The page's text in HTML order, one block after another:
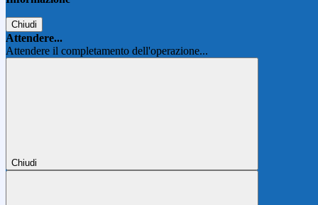
Chiudi
Attendere...
Attendere il completamento dell'operazione...
Chiudi